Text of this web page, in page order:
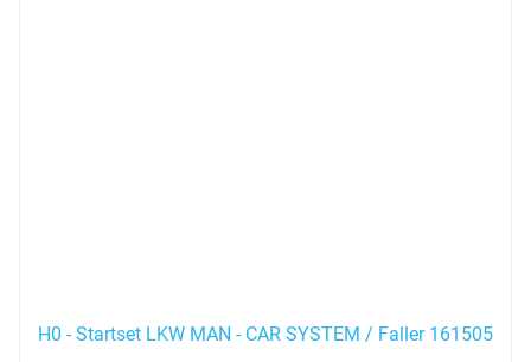
H0 - Startset LKW MAN - CAR SYSTEM / Faller 161505